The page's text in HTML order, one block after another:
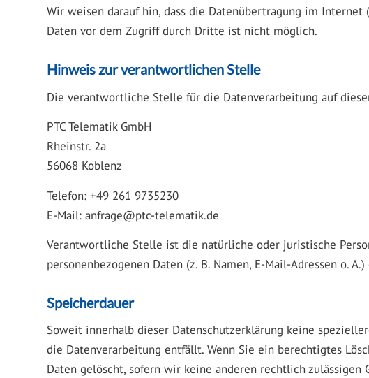
Wir weisen darauf hin, dass die Datenübertragung im
Daten vor dem Zugriff durch Dritte ist nicht möglich.
Hinweis zur verantwortlichen Stelle
Die verantwortliche Stelle für die Datenverarbeitung auf
PTC Telematik GmbH
Rheinstr. 2a
56068 Koblenz
Telefon: +49 261 9735230
E-Mail: anfrage@ptc-telematik.de
Verantwortliche Stelle ist die natürliche oder juristische
personenbezogenen Daten (z. B. Namen, E-Mail-Adressen o.
Speicherdauer
Soweit innerhalb dieser Datenschutzerklärung keine
die Datenverarbeitung entfällt. Wenn Sie ein berechtigtes
Daten gelöscht, sofern wir keine anderen rechtlich zulässigen